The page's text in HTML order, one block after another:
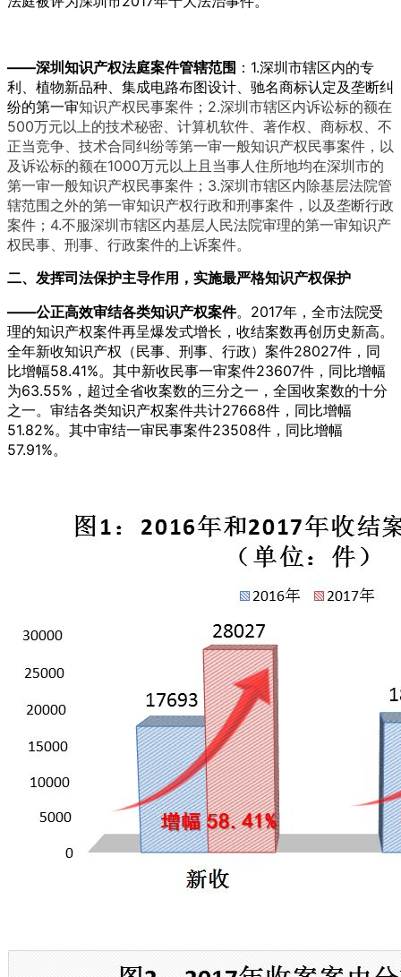
——深圳知识产权法庭案件管辖范围 ：1.深圳市辖区内的专
利、植物新品种、集成电路布图设计、驰名商标认定及垄断纠
纷的第一审知识产权民事案件；2.深圳市辖区内诉讼标的额在
500万元以上的技术秘密、计算机软件、著作权、商标权、不
正当竞争、技术合同纠纷等第一审一般知识产权民事案件，以
及诉讼标的额在1000万元以上且当事人住所地均在深圳市的
第一审一般知识产权民事案件；3.深圳市辖区内除基层法院管
辖范围之外的第一审知识产权行政和刑事案件，以及垄断行政
案件；4.不服深圳市辖区内基层人民法院审理的第一审知识产
权民事、刑事、行政案件的上诉案件。
二、发挥司法保护主导作用，实施最严格知识产权保护
——公正高效审结各类知识产权案件。2017年，全市法院受
理的知识产权案件再呈爆发式增长，收结案数再创历史新高。
全年新收知识产权（民事、刑事、行政）案件28027件，同
比增幅58.41%。其中新收民事一审案件23607件，同比增幅
为63.55%，超过全省收案数的三分之一，全国收案数的十分
之一。审结各类知识产权案件共计27668件，同比增幅
51.82%。其中审结一审民事案件23508件，同比增幅
57.91%。